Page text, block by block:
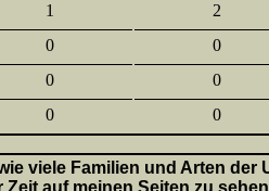
1 2
0 0
0 0
0 0
viele Familien und Arten der
Zeit auf meinen Seiten zu